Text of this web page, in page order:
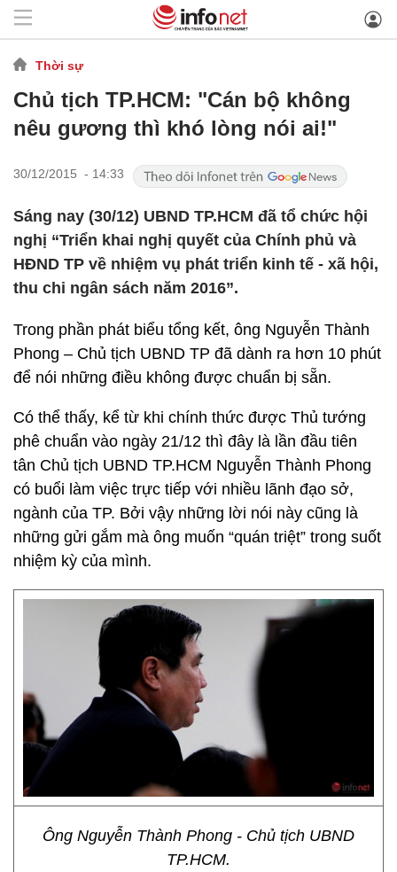
Thời sự
Chủ tịch TP.HCM: "Cán bộ không
nêu gương thì khó lòng nói ai!"
30/12/2015 - 14:33
Sáng nay (30/12) UBND TP.HCM đã tổ chức hội
nghị “Triển khai nghị quyết của Chính phủ và
HĐND TP về nhiệm vụ phát triển kinh tế - xã hội,
thu chi ngân sách năm 2016”.
Trong phần phát biểu tổng kết, ông Nguyễn Thành
Phong – Chủ tịch UBND TP đã dành ra hơn 10 phút
để nói những điều không được chuẩn bị sẵn.
Có thể thấy, kể từ khi chính thức được Thủ tướng
phê chuẩn vào ngày 21/12 thì đây là lần đầu tiên
tân Chủ tịch UBND TP.HCM Nguyễn Thành Phong
có buổi làm việc trực tiếp với nhiều lãnh đạo sở,
ngành của TP. Bởi vậy những lời nói này cũng là
những gửi gắm mà ông muốn “quán triệt” trong suốt
nhiệm kỳ của mình.
Ông Nguyễn Thành Phong - Chủ tịch UBND
TP.HCM.